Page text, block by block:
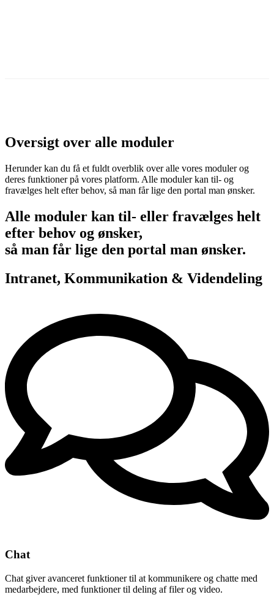
Oversigt over alle moduler
Herunder kan du få et fuldt overblik over alle vores moduler og
deres funktioner på vores platform. Alle moduler kan til- og
fravælges helt efter behov, så man får lige den portal man ønsker.
Alle moduler kan til- eller fravælges helt
efter behov og ønsker,
så man får lige den portal man ønsker.
Intranet, Kommunikation & Videndeling
Chat
Chat giver avanceret funktioner til at kommunikere og chatte med
medarbejdere, med funktioner til deling af filer og video.